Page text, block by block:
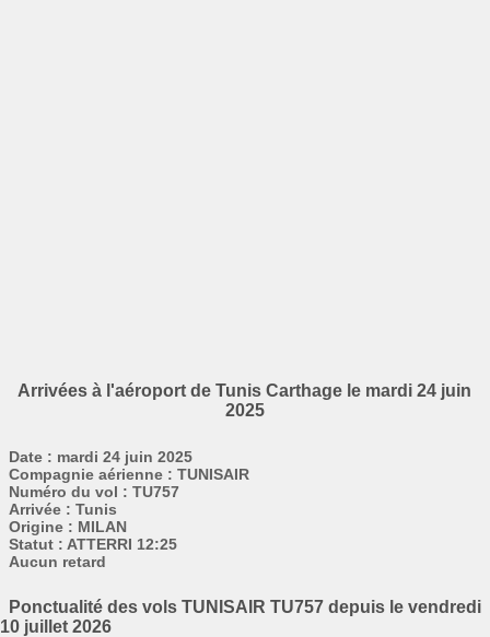
Arrivées à l'aéroport de Tunis Carthage le mardi 24 juin
2025
Date : mardi 24 juin 2025
Compagnie aérienne : TUNISAIR
Numéro du vol : TU757
Arrivée : Tunis
Origine : MILAN
Statut : ATTERRI 12:25
Aucun retard
Ponctualité des vols TUNISAIR TU757 depuis le vendredi
10 juillet 2026